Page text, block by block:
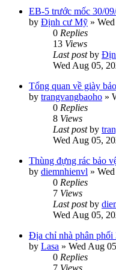
EB-5 trước mốc 30/
by Định cư Mỹ »
0 Replies
13 Views
Last postby
Wed Aug 05,
Tổng quan về giày
by trangvangbaoho »
0 Replies
8 Views
Last postby
Wed Aug 05,
Thùng đựng rác bảo
by diemnhienvl »
0 Replies
7 Views
Last postby
Wed Aug 05,
Địa chỉ nhà phân
by Lasa » Wed Aug
0 Replies
7 Views